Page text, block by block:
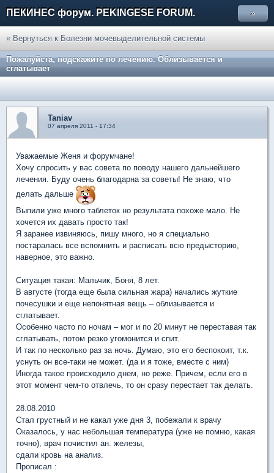
ПЕКИНЕС форум. PEKINGESE FORUM. »
« Вернуться к Болезни мочевыделительной системы
Пожалуйста, подскажите по лечению. Облизывается и
сглатывает
Taniav
07 апреля 2011 - 17:34
Уважаемые Женя и форумчане!
Хочу спросить у вас совета по поводу нашего дальнейшего
лечения. Буду очень благодарна за советы! Не знаю, что
делать дальше
Выпили уже много таблеток но результата похоже мало. Не
хочется их давать просто так!
Я заранее извиняюсь, пишу много, но я специально
постаралась все вспомнить и расписать всю предысторию,
наверное, это важно.
Ситуация такая: Мальчик, Боня, 8 лет.
В августе (тогда еще была сильная жара) начались жуткие
почесушки и еще непонятная вещь – облизывается и
сглатывает.
Особенно часто по ночам – мог и по 20 минут не переставая так
сглатывать, потом резко угомонится и спит.
И так по несколько раз за ночь. Думаю, это его беспокоит, т.к.
уснуть он все-таки не может. (да и я тоже, вместе с ним)
Иногда такое происходило днем, но реже. Причем, если его в
этот момент чем-то отвлечь, то он сразу перестает так делать.
28.08.2010
Стал грустный и не какал уже дня 3, побежали к врачу
Оказалось, у нас небольшая температура (уже не помню, какая
точно), врач почистил ан. железы,
сдали кровь на анализ.
Прописал :